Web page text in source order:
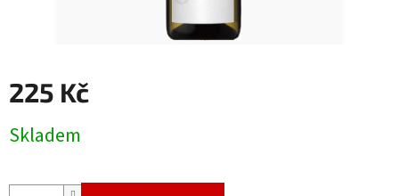
225 Kč
cena:
Skladem